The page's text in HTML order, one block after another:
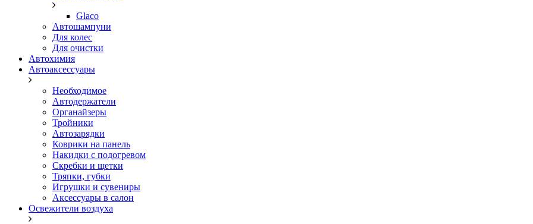
Glaco
Автошампуни
Для колес
Для очистки
Автохимия
Автоаксессуары
Необходимое
Автодержатели
Органайзеры
Тройники
Автозарядки
Коврики на панель
Накидки с подогревом
Скребки и щетки
Тряпки, губки
Игрушки и сувениры
Аксессуары в салон
Освежители воздуха